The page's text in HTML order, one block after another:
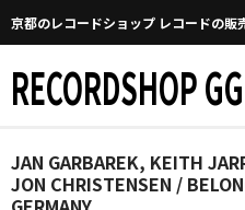
京都のレコードショップ レコードの販
RECORDSHOP GG
Home
マイページ
JAN GARBAREK, KEITH
JON CHRISTENSEN /